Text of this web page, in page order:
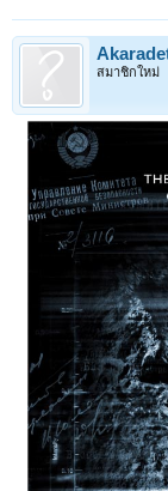
สมาชิกใหม่